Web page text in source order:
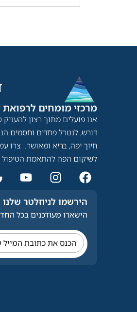
מרכזי מומחים לרפואת
אנו פועלים מתוך רצון להעניק
דורש, לנטרל פחדים וחסמים
חיוך יפה, בריא ומאושר. צרו
לשיקום הפה להתאמת הטיפול
הירשמו לניוזלטר שלנו
הישארו מעודכנים בכל
הכנס את כתובת המייל